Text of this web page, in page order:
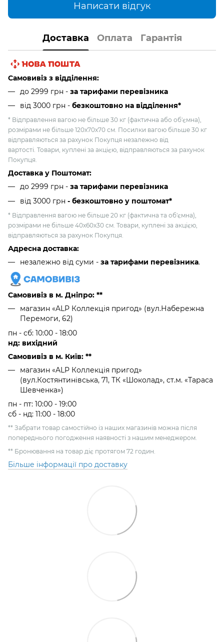
Написати відгук
Доставка Оплата Гарантія
Самовивіз з відділення:
до 2999 грн - за тарифами перевізника
від 3000 грн - безкоштовно на відділення*
* Відправлення вагою не більше 30 кг (фактична або об'ємна),
розмірами не більше 120х70х70 см. Посилки вагою більше 30 кг
відправляються за рахунок Покупця незалежно від
вартості. Товари, куплені за акцією, відправляються за рахунок
Покупця.
Доставка у Поштомат:
до 2999 грн - за тарифами перевізника
від 3000 грн - безкоштовно у поштомат*
* Відправлення вагою не більше 20 кг (фактична та об'ємна),
розмірами не більше 40х60х30 см. Товари, куплені за акцією,
відправляються за рахунок Покупця.
Адресна доставка:
незалежно від суми - за тарифами перевізника.
Самовивіз в м. Дніпро: **
магазин «ALP Коллекція пригод» (вул.Набережна
Перемоги, 62)
пн - сб: 10:00 - 18:00
нд: вихідний
Самовивіз в м. Київ: **
магазин «ALP Коллекція пригод»
(вул.Костянтинівська, 71, ТК «Шоколад», ст.м. «Тараса
Шевченка»)
пн - пт: 10:00 - 19:00
сб - нд: 11:00 - 18:00
** Забрати товар самостійно із наших магазинів можна після
попереднього погодження наявності з нашим менеджером.
** Бронювання на товар діє протягом 72 годин.
Більше інформації про доставку